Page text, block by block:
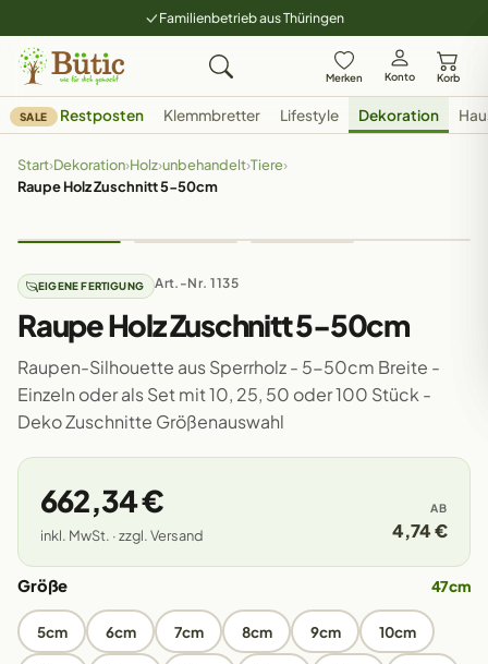
Familienbetrieb aus Thüringen
Merken Konto Korb
SALE Restposten Klemmbretter Lifestyle Dekoration
Start›Dekoration›Holz›unbehandelt›Tiere›
Raupe Holz Zuschnitt 5-50cm
EIGENE FERTIGUNG Art.-Nr. 1135
Raupe Holz Zuschnitt 5-50cm
Raupen-Silhouette aus Sperrholz - 5-50cm Breite -
Einzeln oder als Set mit 10, 25, 50 oder 100 Stück -
Deko Zuschnitte Größenauswahl
662,34 €
inkl. MwSt. · zzgl. Versand
AB
4,74 €
Größe 47cm
5cm 6cm 7cm 8cm 9cm 10cm